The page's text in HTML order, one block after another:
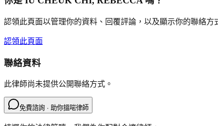
認領此頁面以管理你的資料、回覆評論，以及顯示你的聯絡方
認領此頁面
聯絡資料
此律師尚未提供公開聯絡方式。
免費諮詢 · 助你搵啱律師